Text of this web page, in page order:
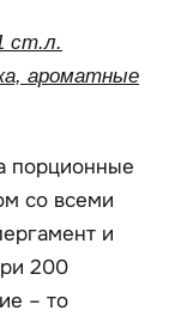
ст.л.
ароматные
порционные
со всеми
и
200
– то